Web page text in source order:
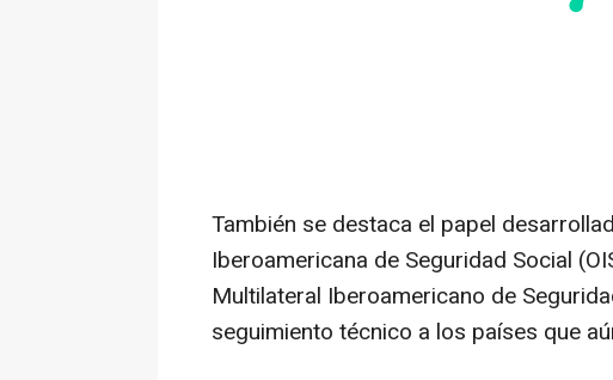
También se destaca el papel
Iberoamericana de Seguridad Social
Multilateral Iberoamericano de
seguimiento técnico a los países que